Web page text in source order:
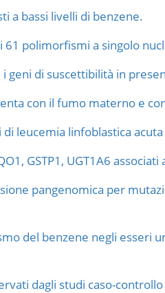
a bassi livelli di benzene.
polimorfismi a singolo
geni di suscettibilità in
con il fumo materno e
leucemia linfoblastica
GSTP1, UGT1A6
pangenomica per
del benzene negli esseri
dagli studi caso-